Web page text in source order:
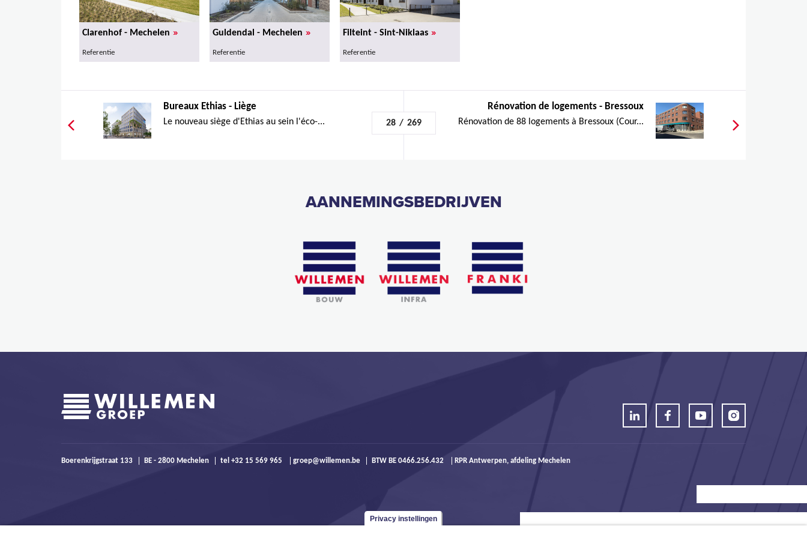
Clarenhof - Mechelen »
Referentie
Guldendal - Mechelen »
Referentie
Filteint - Sint-Niklaas »
Referentie
Bureaux Ethias - Liège
Le nouveau siège d'Ethias au sein l'éco-... 28 / 269
Rénovation de logements - Bressoux
Rénovation de 88 logements à Bressoux (Cour...
AANNEMINGSBEDRIJVEN
Boerenkrijgstraat 133 BE - 2800 Mechelen tel +32 15 569 965 groep@willemen.be BTW BE 0466.256.432 RPR Antwerpen, afdeling Mechelen
Privacy instellingen